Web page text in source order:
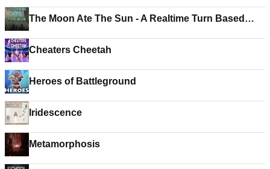
The Moon Ate The Sun - A Realtime Turn Based
Cheaters Cheetah
Heroes of Battleground
Iridescence
Metamorphosis